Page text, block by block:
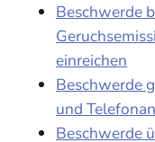
Beschwerde
einreichen
Beschwerde
und
Beschwerde